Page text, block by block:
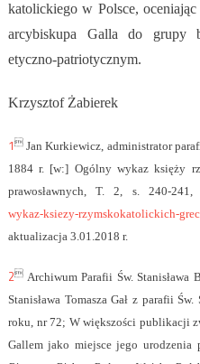
katolickiego w Polsce,
arcybiskupa Galla do grupy
etyczno-patriotycznym.
Krzysztof Żabierek
1Jan Kurkiewicz, administrator
1884 r. [w:] Ogólny wykaz księży
prawosławnych, T. 2, s. 240-
wykaz-ksiezy-rzymskokatolickich-
aktualizacja 3.01.2018 r.
2Archiwum Parafii Św. Stanisława
Stanisława Tomasza Gał z parafii
roku, nr 72; W większości publikacji
Gallem jako miejsce jego urodzenia